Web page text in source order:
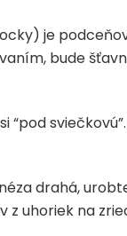
je
bude
“pod
drahá,
z uhoriek na